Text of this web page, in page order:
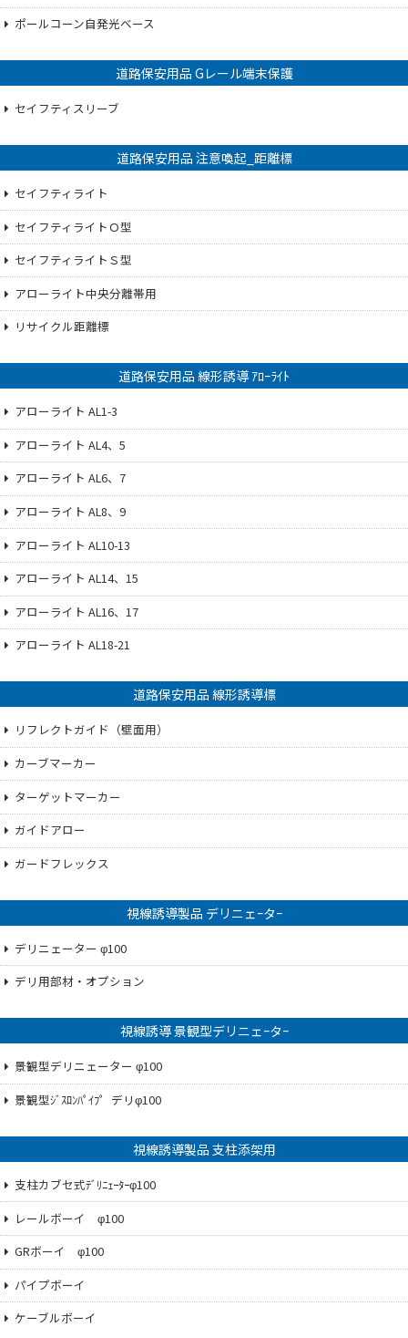
ポールコーン自発光ベース
道路保安用品 Gレール端末保護
セイフティスリーブ
道路保安用品 注意喚起_距離標
セイフティライト
セイフティライトＯ型
セイフティライトＳ型
アローライト中央分離帯用
リサイクル距離標
道路保安用品 線形誘導 ｱﾛｰﾗｲﾄ
アローライト AL1-3
アローライト AL4、5
アローライト AL6、7
アローライト AL8、9
アローライト AL10-13
アローライト AL14、15
アローライト AL16、17
アローライト AL18-21
道路保安用品 線形誘導標
リフレクトガイド（壁面用）
カーブマーカー
ターゲットマーカー
ガイドアロー
ガードフレックス
視線誘導製品 デリニェｰタｰ
デリニェーター φ100
デリ用部材・オプション
視線誘導 景観型デリニェｰタｰ
景観型デリニェーター φ100
景観型ｼﾞｽﾛﾝﾊﾟｲﾌ゜デリφ100
視線誘導製品 支柱添架用
支柱カブセ式ﾃﾞﾘﾆｪｰﾀｰφ100
レールボーイ φ100
GRボーイ φ100
パイプボーイ
ケーブルボーイ